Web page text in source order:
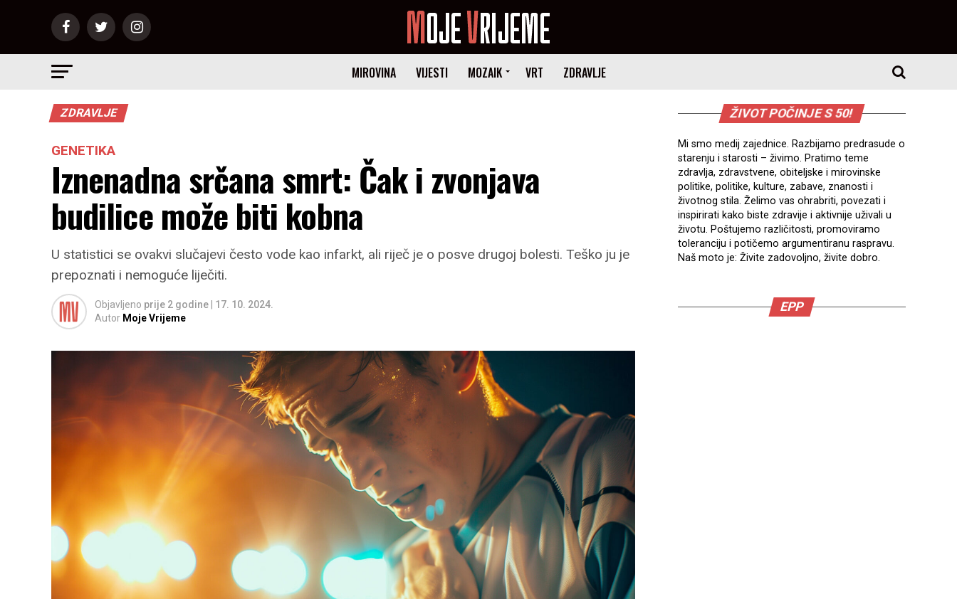
MIROVINA VIJESTI MOZAIK VRT ZDRAVLJE
ZDRAVLJE
GENETIKA
Iznenadna srčana smrt: Čak i zvonjava
budilice može biti kobna
U statistici se ovakvi slučajevi često vode kao infarkt, ali riječ je o posve drugoj bolesti. Teško ju je
prepoznati i nemoguće liječiti.
Objavljeno prije 2 godine
17. 10. 2024.
Autor Moje Vrijeme
ŽIVOT POČINJE S 50!
Mi smo medij zajednice. Razbijamo predrasude o
starenju i starosti – živimo. Pratimo teme
zdravlja, zdravstvene, obiteljske i mirovinske
politike, politike, kulture, zabave, znanosti i
životnog stila. Želimo vas ohrabriti, povezati i
inspirirati kako biste zdravije i aktivnije uživali u
životu. Poštujemo različitosti, promoviramo
toleranciju i potičemo argumentiranu raspravu.
Naš moto je: Živite zadovoljno, živite dobro.
EPP